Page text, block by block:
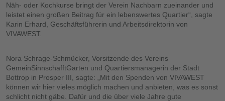
Näh- oder Kochkurse bringt der Verein Nachbarn zueinander und
leistet einen großen Beitrag für ein lebenswertes Quartier“, sagte
Karin Erhard, Geschäftsführerin und Arbeitsdirektorin von
VIVAWEST.
Nora Schrage-Schmücker, Vorsitzende des Vereins
GemeinSinnschafftGarten und Quartiersmanagerin der Stadt
Bottrop in Prosper III, sagte: „Mit den Spenden von VIVAWEST
können wir hier vieles möglich machen und anbieten, was es sonst
schlicht nicht gäbe. Dafür und die über viele Jahre gute